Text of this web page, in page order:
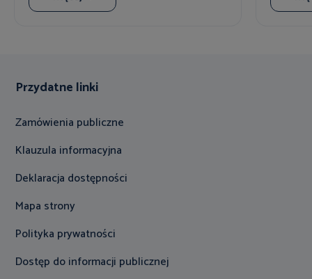
Przydatne linki
Zamówienia publiczne
Klauzula informacyjna
Deklaracja dostępności
Mapa strony
Polityka prywatności
Dostęp do informacji publicznej